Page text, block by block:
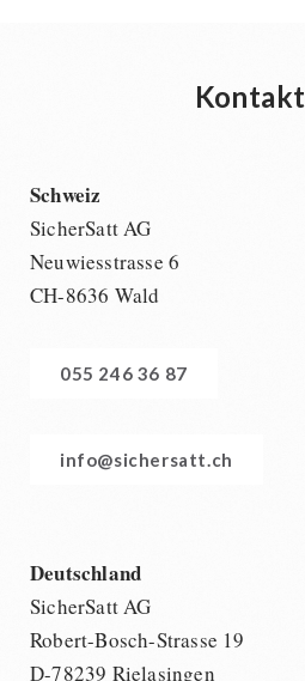
Kontakt
Schweiz
SicherSatt AG
Neuwiesstrasse 6
CH-8636 Wald
055 246 36 87
info@sichersatt.ch
Deutschland
SicherSatt AG
Robert-Bosch-Strasse 19
D-78239 Rielasingen